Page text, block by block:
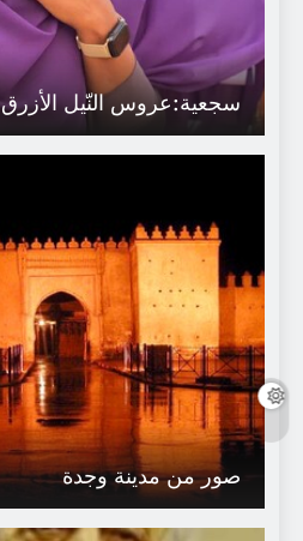
سجعية:عروس النّيل الأزرق
صور من مدينة وجدة